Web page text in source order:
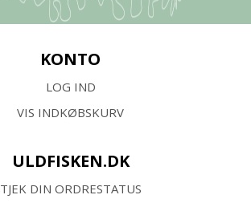
KONTO
LOG IND
VIS INDKØBSKURV
ULDFISKEN.DK
TJEK DIN ORDRESTATUS